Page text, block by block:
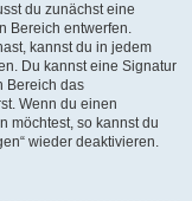
du zunächst eine
Bereich entwerfen.
kannst du in jedem
Du kannst eine Signatur
Bereich das
Wenn du einen
möchtest, so kannst du
wieder deaktivieren.